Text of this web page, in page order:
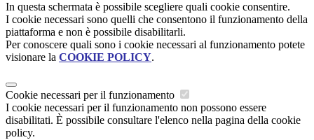
In questa schermata è possibile scegliere quali cookie consentire.
I cookie necessari sono quelli che consentono il funzionamento della
piattaforma e non è possibile disabilitarli.
Per conoscere quali sono i cookie necessari al funzionamento potete
visionare la COOKIE POLICY.
Cookie necessari per il funzionamento
I cookie necessari per il funzionamento non possono essere
disabilitati. È possibile consultare l'elenco nella pagina della cookie
policy.